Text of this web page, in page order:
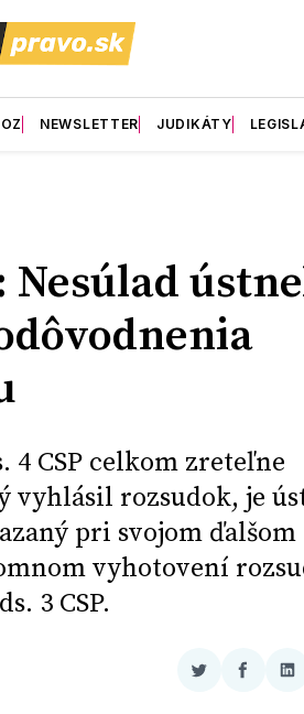
NEWSLETTER JUDIKÁTY
Nesúlad
4 CSP celkom zreteľne
vyhlásil rozsudok, je
pri svojom ďalšom
vyhotovení
3 CSP.
ZdieľaťZdieľať